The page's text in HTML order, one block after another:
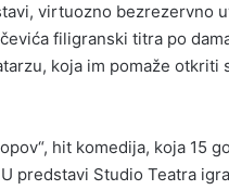
virtuozno bezrezervno
filigranski titra po
koja im pomaže otkriti
hit komedija, koja 15
predstavi Studio Teatra